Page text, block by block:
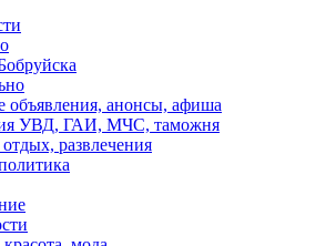
объявления, анонсы, афиша
УВД, ГАИ, МЧС, таможня
отдых, развлечения